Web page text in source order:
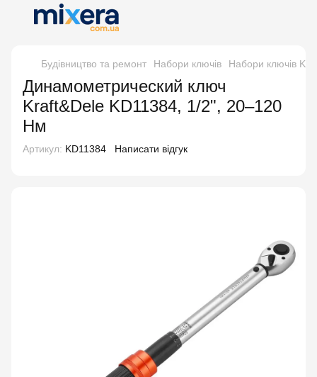
Будівництво та ремонт Набори ключів Набори ключів
Динамометрический ключ
Kraft&Dele KD11384, 1/2", 20–120
Нм
Артикул: KD11384 Написати відгук